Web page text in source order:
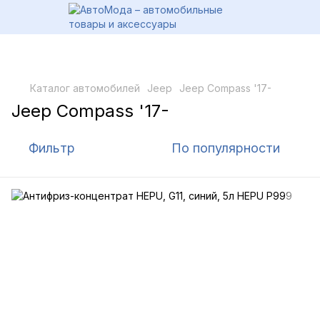
Каталог автомобилей Jeep Jeep Compass '17-
Jeep Compass '17-
Фильтр По популярности